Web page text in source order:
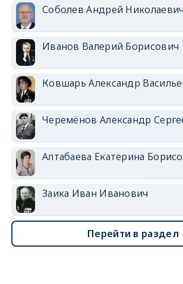
Соболев Андрей Николаевич
Иванов Валерий Борисович
Ковшарь Александр
Черемёнов Александр
Алтабаева Екатерина
Заика Иван Иванович
Перейти в раздел